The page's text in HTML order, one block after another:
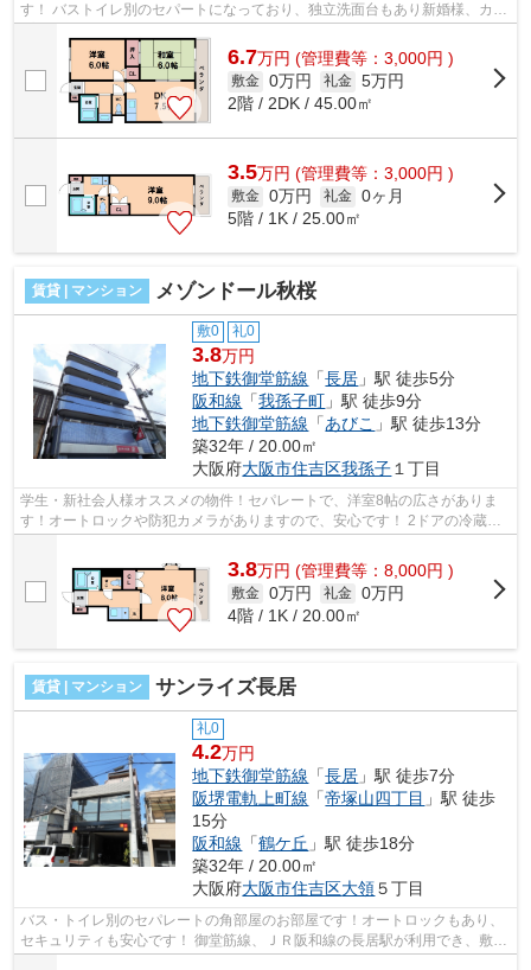
す！ バストイレ別のセパートになっており、独立洗面台もあり新婚様、カッ
プルにオススメです。 ■□■□■□■□■□■□...
6.7万円 (管理費等：3,000円 )
敷金 0万円 礼金 5万円
2階 / 2DK / 45.00㎡
3.5万円 (管理費等：3,000円 )
敷金 0万円 礼金 0ヶ月
5階 / 1K / 25.00㎡
賃貸 | マンション メゾンドール秋桜
敷0 礼0
3.8万円
地下鉄御堂筋線 「長居 」駅 徒歩5分
阪和線 「我孫子町 」駅 徒歩9分
地下鉄御堂筋線 「あびこ 」駅 徒歩13分
築32年 / 20.00㎡
大阪府大阪市住吉区我孫子１丁目
学生・新社会人様オススメの物件！セパレートで、洋室8帖の広さがありま
す！オートロックや防犯カメラがありますので、安心です！ 2ドアの冷蔵庫
3.8万円 (管理費等：8,000円 )
敷金 0万円 礼金 0万円
4階 / 1K / 20.00㎡
賃貸 | マンション サンライズ長居
礼0
4.2万円
地下鉄御堂筋線 「長居 」駅 徒歩7分
阪堺電軌上町線 「帝塚山四丁目 」駅 徒歩
15分
阪和線 「鶴ケ丘 」駅 徒歩18分
築32年 / 20.00㎡
大阪府大阪市住吉区大領５丁目
バス・トイレ別のセパレートの角部屋のお部屋です！オートロックもあり、
セキュリティも安心です！ 御堂筋線、ＪＲ阪和線の長居駅が利用でき、敷地